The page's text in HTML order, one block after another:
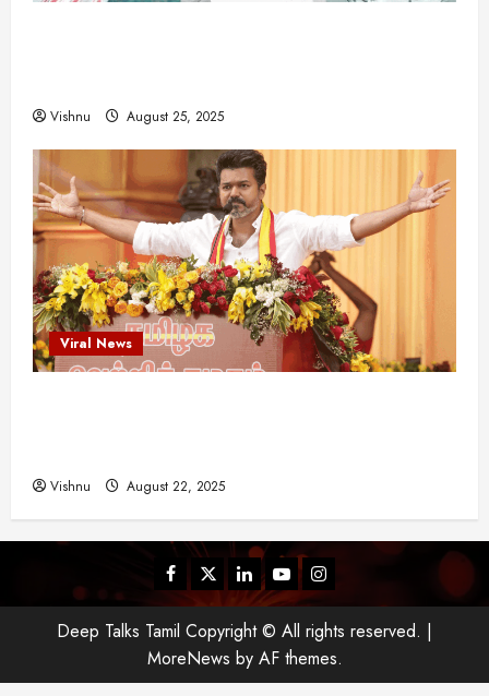
Vishnu August 25, 2025
Viral News
Vishnu August 22, 2025
Facebook
TwitterLinkedinYoutubeInstagram
Deep Talks Tamil Copyright © All rights reserved. |
MoreNews by AF themes.